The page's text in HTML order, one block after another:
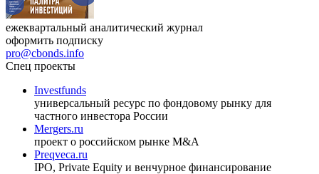
ежеквартальный аналитический журнал
оформить подписку
pro@cbonds.info
Спец проекты
Investfunds
универсальный ресурс по фондовому рынку для
частного инвестора России
Mergers.ru
проект о российском рынке M&A
Preqveca.ru
IPO, Private Equity и венчурное финансирование